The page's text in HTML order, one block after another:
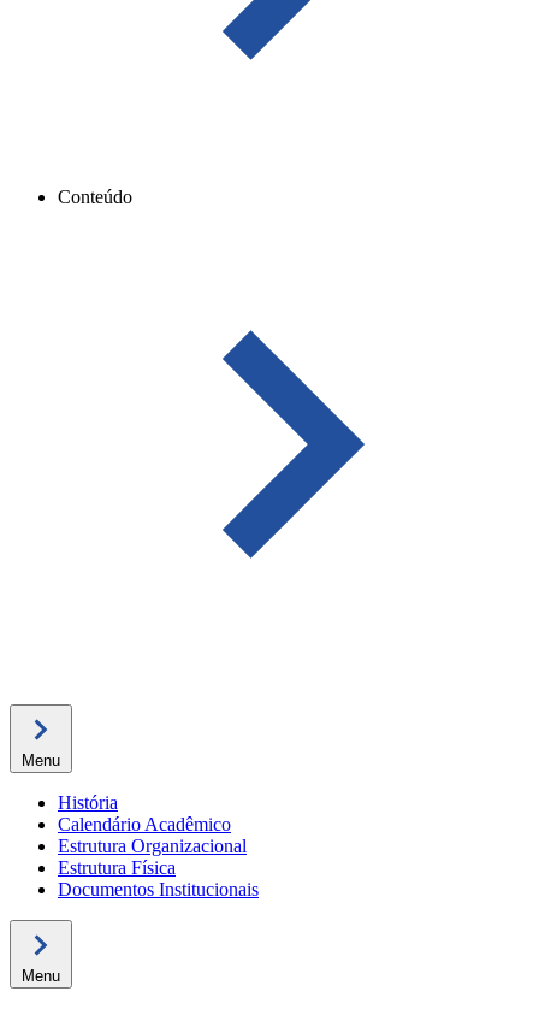
Conteúdo
Menu
História
Calendário Acadêmico
Estrutura Organizacional
Estrutura Física
Documentos Institucionais
Menu